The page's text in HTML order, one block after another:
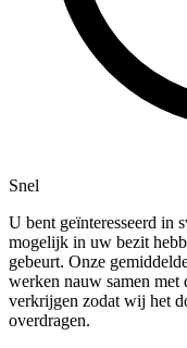
Snel
U bent geïnteresseerd in
mogelijk in uw bezit
gebeurt. Onze
werken nauw samen met
verkrijgen zodat wij het
overdragen.